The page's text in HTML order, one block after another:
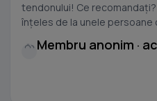
tendonului! Ce
înțeles de la unele persoane
Membru anonim ·